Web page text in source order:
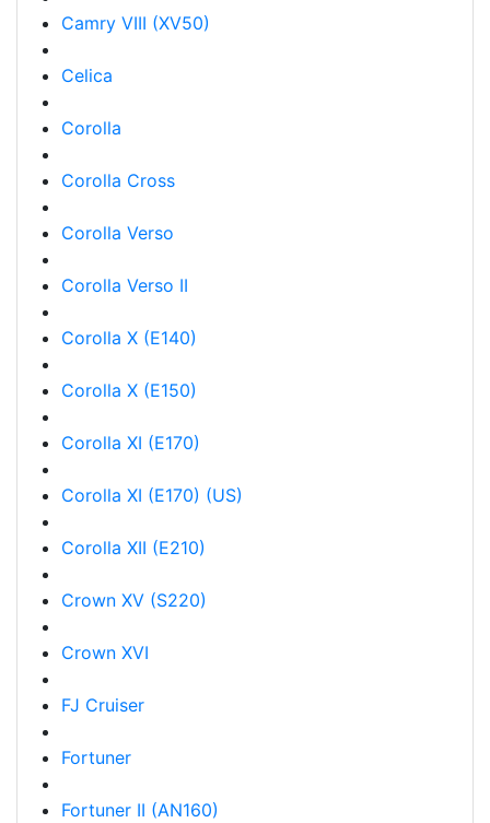
Camry VIII (XV50)
Celica
Corolla
Corolla Cross
Corolla Verso
Corolla Verso II
Corolla X (E140)
Corolla X (E150)
Corolla XI (E170)
Corolla XI (E170) (US)
Corolla XII (E210)
Crown XV (S220)
Crown XVI
FJ Cruiser
Fortuner
Fortuner II (AN160)